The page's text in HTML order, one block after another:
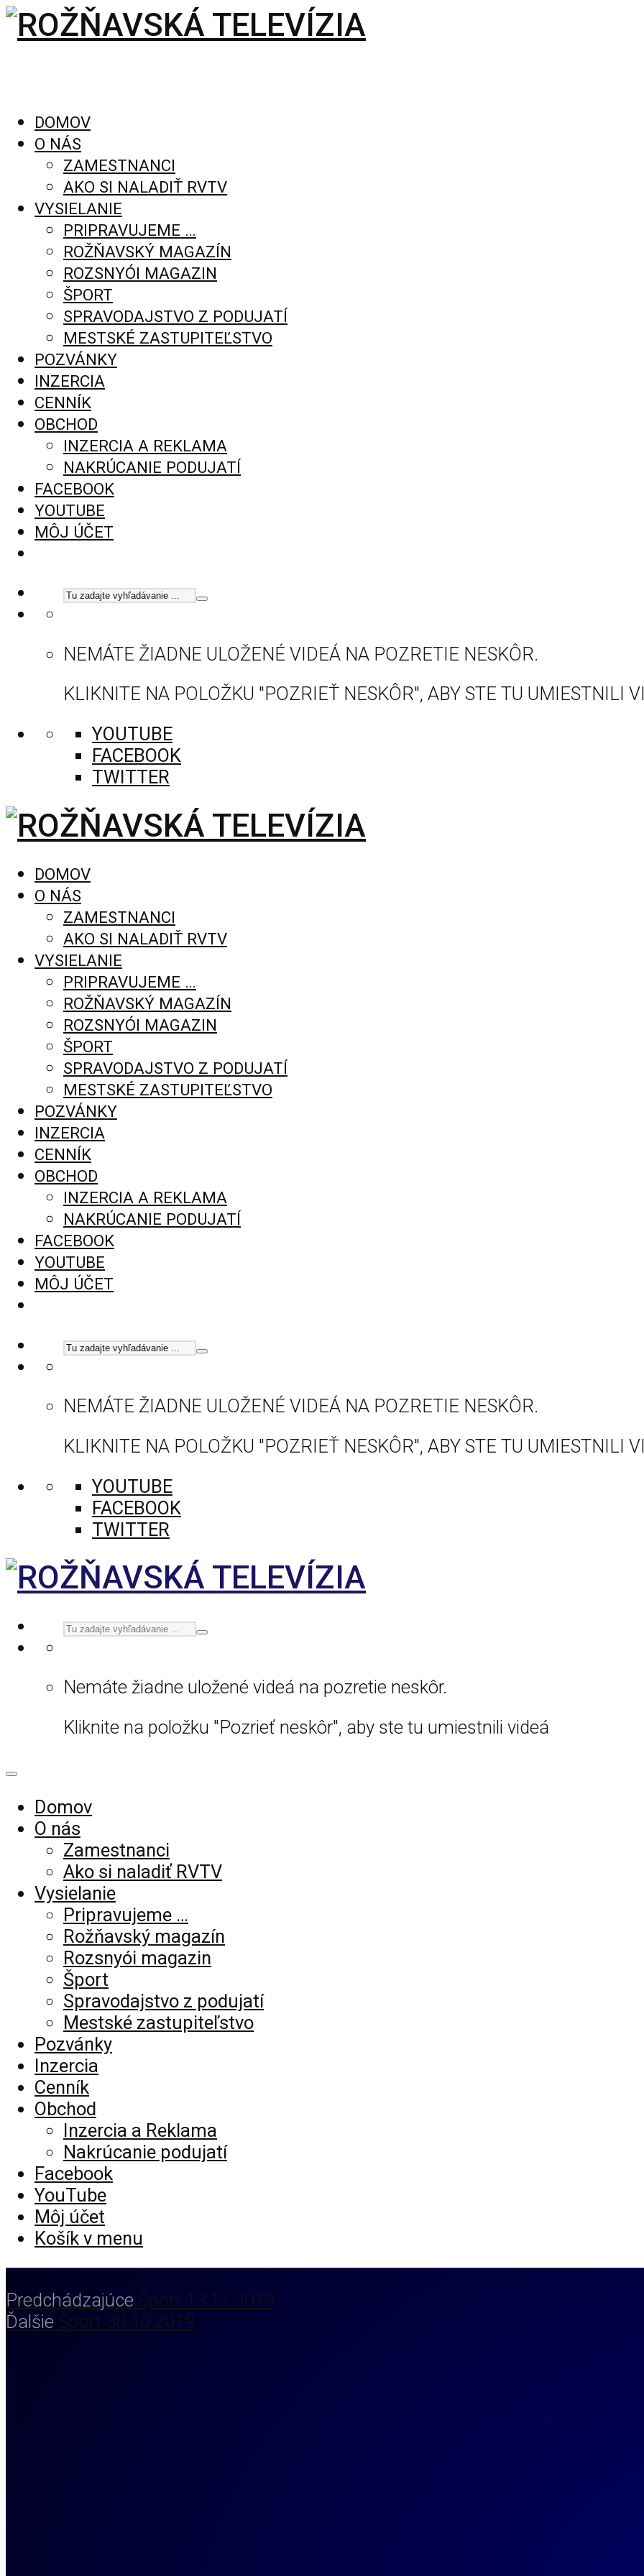
DOMOV
O NÁS
ZAMESTNANCI
AKO SI NALADIŤ RVTV
VYSIELANIE
PRIPRAVUJEME …
ROŽŇAVSKÝ MAGAZÍN
ROZSNYÓI MAGAZIN
ŠPORT
SPRAVODAJSTVO Z PODUJATÍ
MESTSKÉ ZASTUPITEĽSTVO
POZVÁNKY
INZERCIA
CENNÍK
OBCHOD
INZERCIA A REKLAMA
NAKRÚCANIE PODUJATÍ
FACEBOOK
YOUTUBE
MÔJ ÚČET
NEMÁTE ŽIADNE ULOŽENÉ VIDEÁ NA POZRETIE NESKÔR.
KLIKNITE NA POLOŽKU "POZRIEŤ NESKÔR", ABY STE TU UMIESTNILI
YOUTUBE
FACEBOOK
TWITTER
DOMOV
O NÁS
ZAMESTNANCI
AKO SI NALADIŤ RVTV
VYSIELANIE
PRIPRAVUJEME …
ROŽŇAVSKÝ MAGAZÍN
ROZSNYÓI MAGAZIN
ŠPORT
SPRAVODAJSTVO Z PODUJATÍ
MESTSKÉ ZASTUPITEĽSTVO
POZVÁNKY
INZERCIA
CENNÍK
OBCHOD
INZERCIA A REKLAMA
NAKRÚCANIE PODUJATÍ
FACEBOOK
YOUTUBE
MÔJ ÚČET
NEMÁTE ŽIADNE ULOŽENÉ VIDEÁ NA POZRETIE NESKÔR.
KLIKNITE NA POLOŽKU "POZRIEŤ NESKÔR", ABY STE TU UMIESTNILI
YOUTUBE
FACEBOOK
TWITTER
Nemáte žiadne uložené videá na pozretie neskôr.
Kliknite na položku "Pozrieť neskôr", aby ste tu umiestnili videá
Domov
O nás
Zamestnanci
Ako si naladiť RVTV
Vysielanie
Pripravujeme …
Rožňavský magazín
Rozsnyói magazin
Šport
Spravodajstvo z podujatí
Mestské zastupiteľstvo
Pozvánky
Inzercia
Cenník
Obchod
Inzercia a Reklama
Nakrúcanie podujatí
Facebook
YouTube
Môj účet
Košík v menu
Predchádzajúce Šport 13.11.2019
Ďalšie
Šport 30.10.2019